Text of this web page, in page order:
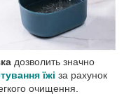
дозволить значно
їжі за рахунок
очищення.